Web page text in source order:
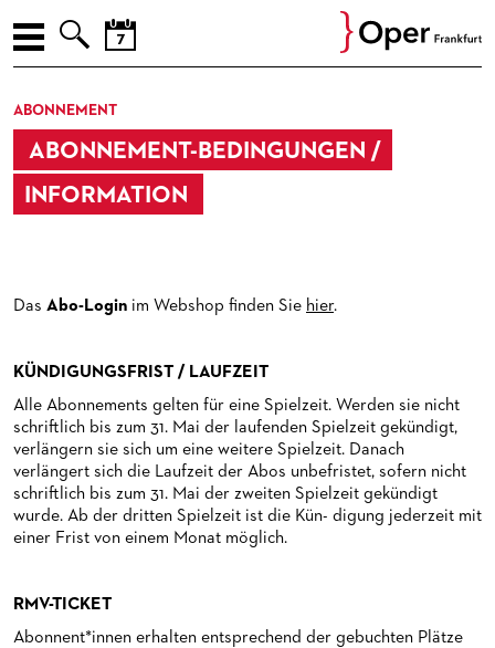
  
Prev
M D
27 28 29 30 31 1
3
4 5
10
11 12
31
1 2 3 4
PREMIEREN
WIEDER­AUFNAHMEN
LIEDERABENDE
KONZERTE
KONZERTE DER PAUL-HINDEMITH-ORCHESTERAKADEMIE
SOIREEN DES OPERNSTUDIOS
HAPPY NEW EARS
OPER IM DIALOG
FÜHRUNGEN
FÜHRUNGEN EXKLUSIV FÜR ABONNENT*INNEN
SNEAK IN
MUSEUMSUFERFEST 2026
FÜR KINDER UND FAMILIEN
FÜR JUGENDLICHE
FÜR ERWACHSENE
ENSEMBLE / GÄSTE / OPERNSTUDIO / MITARBEITER
ENSEMBLE / GÄSTE
PRODUKTIONS­TEAMS
OPERNSTUDIO
THEATERLEITUNG
ORCHESTER
DAS FRANKFURTER OPERN- UND MUSEUMS­ORCHESTER
MITGLIEDER DES ORCHESTERS
PAUL-HINDEMITH-ORCHESTER­AKADEMIE
CHOR
KONTAKT
PRESSE­MITTEILUNGEN
NEWS
UMBESETZUNGEN
ABONNEMENT
ABONNEMENT-BEDINGUNGEN /
INFORMATION
Das Abo-Login im Webshop finden Sie hier.
KÜNDIGUNGSFRIST / LAUFZEIT
Alle Abonnements gelten für eine Spielzeit. Werden sie nicht
schriftlich bis zum 31. Mai der laufenden Spielzeit gekündigt,
verlängern sie sich um eine weitere Spielzeit. Danach
verlängert sich die Laufzeit der Abos unbefristet, sofern nicht
schriftlich bis zum 31. Mai der zweiten Spielzeit gekündigt
wurde. Ab der dritten Spielzeit ist die Kün- digung jederzeit mit
einer Frist von einem Monat möglich.
RMV-TICKET
Abonnent*innen erhalten entsprechend der gebuchten Plätze